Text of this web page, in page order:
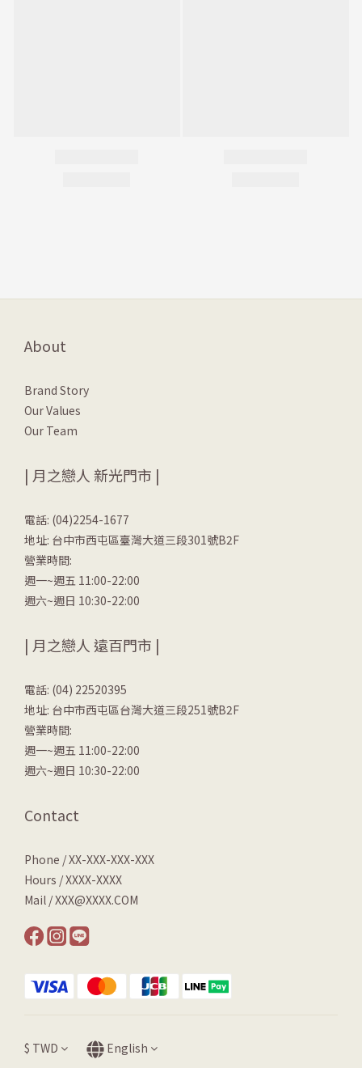
About
Brand Story
Our Values
Our Team
| 月之戀人 新光門市 |
電話: (04)2254-1677
地址: 台中市西屯區臺灣大道三段301號B2F
營業時間:
週一~週五 11:00-22:00
週六~週日 10:30-22:00
| 月之戀人 遠百門市 |
電話: (04) 22520395
地址: 台中市西屯區台灣大道三段251號B2F
營業時間:
週一~週五 11:00-22:00
週六~週日 10:30-22:00
Contact
Phone / XX-XXX-XXX-XXX
Hours / XXXX-XXXX
Mail / XXX@XXXX.COM
$ TWD English